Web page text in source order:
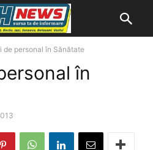
de personal în Sănătate
în